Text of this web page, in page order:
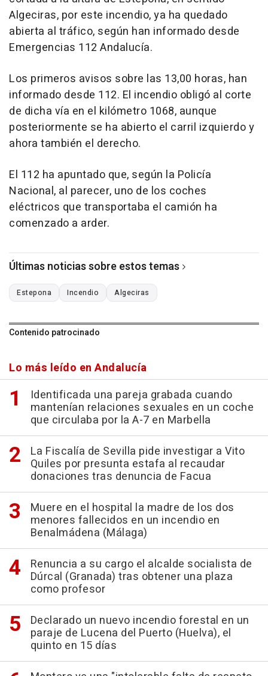
Algeciras, por este incendio, ya ha quedado
abierta al tráfico, según han informado desde
Emergencias 112 Andalucía.
Los primeros avisos sobre las 13,00 horas, han
informado desde 112. El incendio obligó al corte
de dicha vía en el kilómetro 1068, aunque
posteriormente se ha abierto el carril izquierdo y
ahora también el derecho.
El 112 ha apuntado que, según la Policía
Nacional, al parecer, uno de los coches
eléctricos que transportaba el camión ha
comenzado a arder.
Últimas noticias sobre estos temas
Estepona Incendio Algeciras
Contenido patrocinado
Lo más leído en Andalucía
Identificada una pareja grabada cuando
mantenían relaciones sexuales en un coche
que circulaba por la A-7 en Marbella
La Fiscalía de Sevilla pide investigar a Vito
Quiles por presunta estafa al recaudar
donaciones tras denuncia de Facua
Muere en el hospital la madre de los dos
menores fallecidos en un incendio en
Benalmádena (Málaga)
Renuncia a su cargo el alcalde socialista de
Dúrcal (Granada) tras obtener una plaza
como profesor
Declarado un nuevo incendio forestal en un
paraje de Lucena del Puerto (Huelva), el
quinto en 15 días